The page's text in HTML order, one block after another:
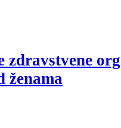
zdravstvene
ženama